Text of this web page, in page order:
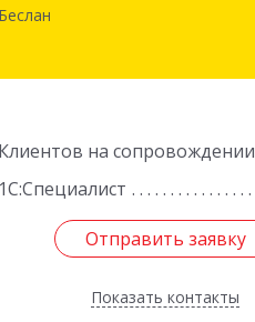
Беслан
Клиентов на сопровождении
1С:Специалист
Отправить заявку
Показать контакты
Отправить заявку
Назад